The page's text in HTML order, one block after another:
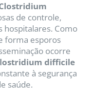
de controle,
hospitalares. Como
forma esporos
ocorre
difficile
à segurança
saúde.